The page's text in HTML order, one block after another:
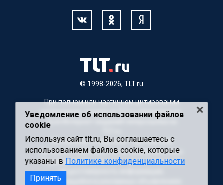
© 1998-2026, TLT.ru
При полном или частичном цитировании
материалов, ссылка на TLT.ru обязательна.
Для Интернет-изданий гиперссылка на
Материалы с пометкой "Партнерский
материал" публикуются на правах рекламы.
Редакция сайта не несет ответственности
за достоверность информации,
содержащейся в рекламных объявлениях
Уведомление об использовании файлов
cookie
Используя сайт tlt.ru, Вы соглашаетесь с
использованием файлов cookie, которые
указаны в Политике конфиденциальности
Принять